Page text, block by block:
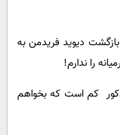
دیوید فریدمن به
را ندارم!
کم است که بخواهم